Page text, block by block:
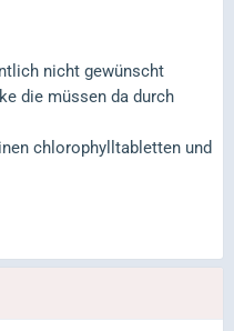
nicht gewünscht
die müssen da durch
chlorophylltabletten und